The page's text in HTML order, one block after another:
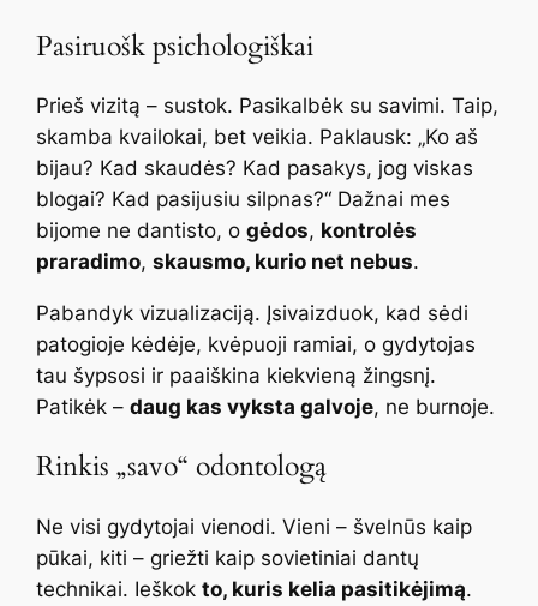
Pasiruošk psichologiškai
Prieš vizitą – sustok. Pasikalbėk su savimi. Taip,
skamba kvailokai, bet veikia. Paklausk: „Ko aš
bijau? Kad skaudės? Kad pasakys, jog viskas
blogai? Kad pasijusiu silpnas?“ Dažnai mes
bijome ne dantisto, ogėdos, kontrolės
praradimo,skausmo, kurio net nebus.
Pabandyk vizualizaciją. Įsivaizduok, kad sėdi
patogioje kėdėje, kvėpuoji ramiai, o gydytojas
tau šypsosi ir paaiškina kiekvieną žingsnį.
Patikėk –daug kas vyksta galvoje, ne burnoje.
Rinkis „savo“ odontologą
Ne visi gydytojai vienodi. Vieni – švelnūs kaip
pūkai, kiti – griežti kaip sovietiniai dantų
technikai. Ieškokto, kuris kelia pasitikėjimą.